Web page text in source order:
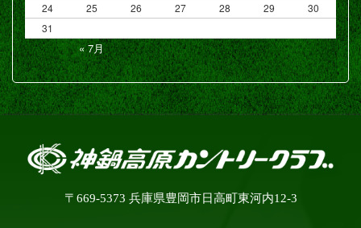
« 7月
24
25 26 27 28 29
30
31
〒669-5373 兵庫県豊岡市日高町東河内12-3